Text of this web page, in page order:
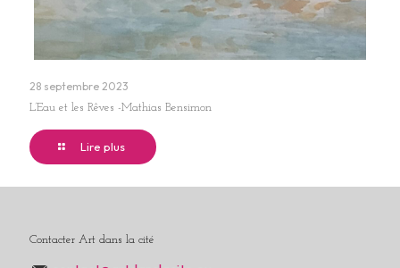
28 septembre 2023
L’Eau et les Rêves -Mathias Bensimon
Lire plus
Contacter Art dans la cité